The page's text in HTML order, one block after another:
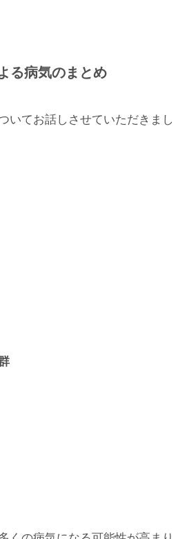
る病気のまとめ
いてお話しさせていただきまし